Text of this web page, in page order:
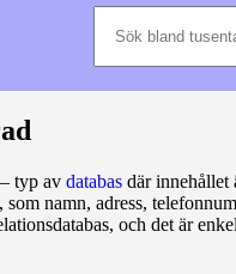
bland
– typ av databas där innehållet
namn, adress,
och det är